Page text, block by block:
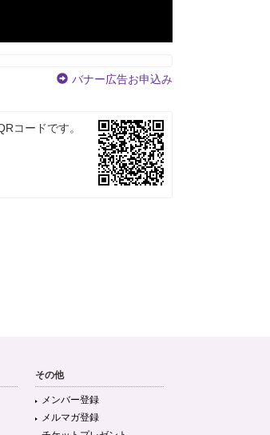
バナー広告お申込み
コードです。
その他
メンバー登録
メルマガ登録